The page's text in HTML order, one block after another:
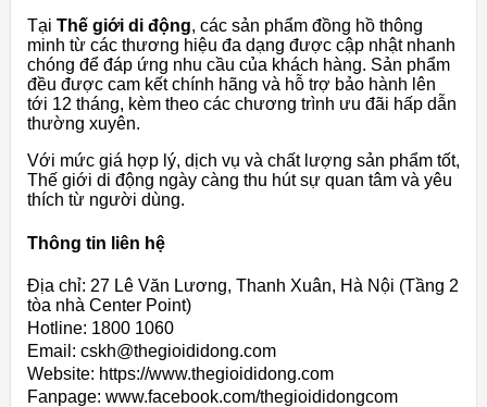
Tại Thế giới di động, các sản phẩm đồng hồ thông
minh từ các thương hiệu đa dạng được cập nhật nhanh
chóng để đáp ứng nhu cầu của khách hàng. Sản phẩm
đều được cam kết chính hãng và hỗ trợ bảo hành lên
tới 12 tháng, kèm theo các chương trình ưu đãi hấp dẫn
thường xuyên.
Với mức giá hợp lý, dịch vụ và chất lượng sản phẩm tốt,
Thế giới di động ngày càng thu hút sự quan tâm và yêu
thích từ người dùng.
Thông tin liên hệ
Địa chỉ: 27 Lê Văn Lương, Thanh Xuân, Hà Nội (Tầng 2
tòa nhà Center Point)
Hotline: 1800 1060
Email: cskh@thegioididong.com
Website: https://www.thegioididong.com
Fanpage: www.facebook.com/thegioididongcom